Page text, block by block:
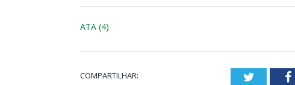
ATA (4)
COMPARTILHAR: Twitter